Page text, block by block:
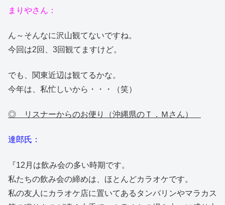
まりやさん：
ん～そんなに沢山観てないですね。
今回は2回、3回観てますけど。
でも、関東近辺は観てるかな。
今年は、私忙しいから・・・（笑）
◎ リスナーからのお便り（沖縄県のＴ．Ｍさん）
達郎氏：
『12月は飲み会の多い時期です。
私たちの飲み会の締めは、ほとんどカラオケです。
私の友人にカラオケ店に置いてあるタンバリンやマラカス